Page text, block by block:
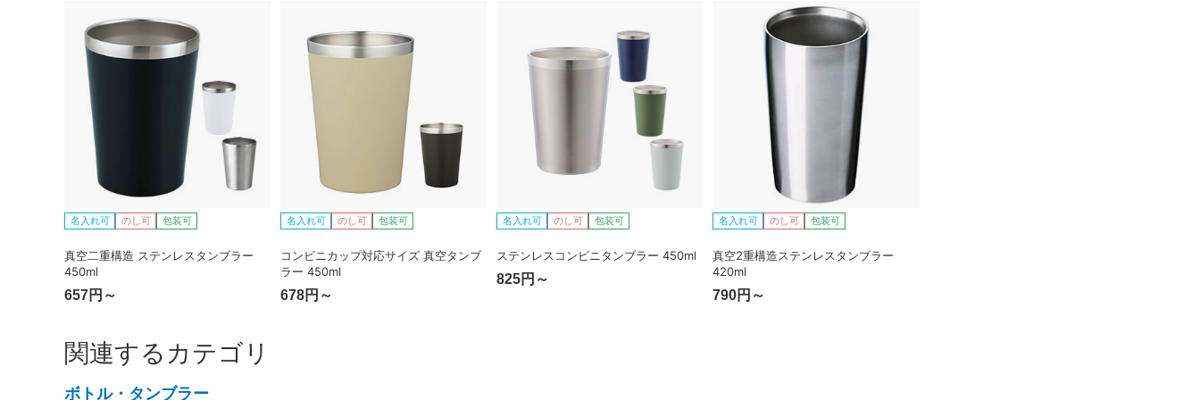
名入れ可 のし可 包装可
真空二重構造 ステンレスタンブラー
450ml
657円～
名入れ可 のし可 包装可
コンビニカップ対応サイズ 真空タンブ
ラー 450ml
678円～
名入れ可 のし可 包装可
ステンレスコンビニタンブラー 450ml
825円～
名入れ可 のし可 包装可
真空2重構造ステンレスタンブラー
420ml
790円～
関連するカテゴリ
ボトル・タンブラー